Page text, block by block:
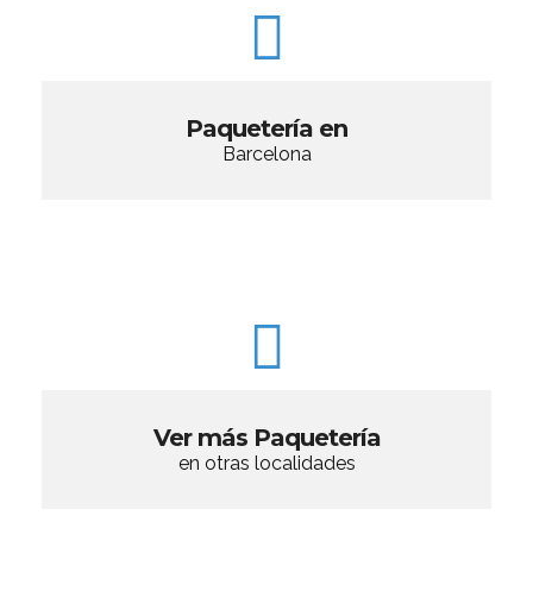
Paquetería en
Barcelona
Ver más Paquetería
en otras localidades